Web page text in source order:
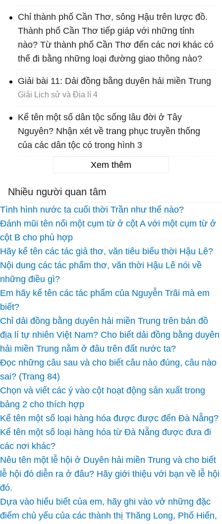
Chỉ thành phố Cần Thơ, sông Hậu trên lược đồ.
Thành phố Cần Thơ tiếp giáp với những tỉnh
nào? Từ thành phố Cần Thơ đến các nơi khác có
thể đi bằng những loại đường giao thông nào?
Giải bài 11: Dải đồng bằng duyên hải miền Trung
Giải Lịch sử và Địa lí 4
Kể tên một số dân tộc sống lâu đời ở Tây
Nguyên? Nhận xét về trang phục truyền thống
của các dân tộc có trong hình 3
Xem thêm
Nhiều người quan tâm
Tình hình nước ta cuối thời Trần như thế nào?
Đánh mũi tên nối một cụm từ ở cột A với một cụm từ ở
cột B cho phù hợp
Hãy kể tên các tác giả thơ, văn tiêu biểu thời Hậu Lê?
Nội dung các tác phẩm thơ, văn thời Hậu Lê nói về
những điều gì?
Em hãy kể tên các tác phẩm của Nguyễn Trãi mà em
biết?
Chỉ dải đồng bằng duyên hải miền Trung trên bản đồ
địa lí tự nhiên Việt Nam? Cho biết dải đồng bằng duyên
hải miền Trung nằm ở đâu trên đất nước ta?
Đọc những câu sau và cho biết câu nào đúng, câu nào
sai? (Trang 84)
Chọn và viết các ý vào cột hoạt động sản xuất trong
bảng 2 cho thích hợp
Kể tên một số loại hàng hóa được được đến Đà Nẵng?
Kể tên một số loại hàng hóa từ Đà Nẵng được đưa đi
các nơi khác?
Nêu tên một lễ hội ở Duyên hải miền Trung và cho biết
lễ hội đó diễn ra ở đâu? Hãy giới thiệu với bạn về lễ hội
đó.
Dựa vào hiểu biết của em, hãy ghi vào vở những đặc
điểm chủ yếu của các thành thị Thăng Long, Phố Hiến,